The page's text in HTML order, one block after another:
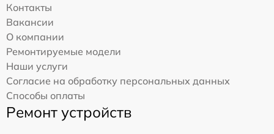
Контакты
Вакансии
О компании
Ремонтируемые модели
Наши услуги
Согласие на обработку персональных данных
Способы оплаты
Ремонт устройств